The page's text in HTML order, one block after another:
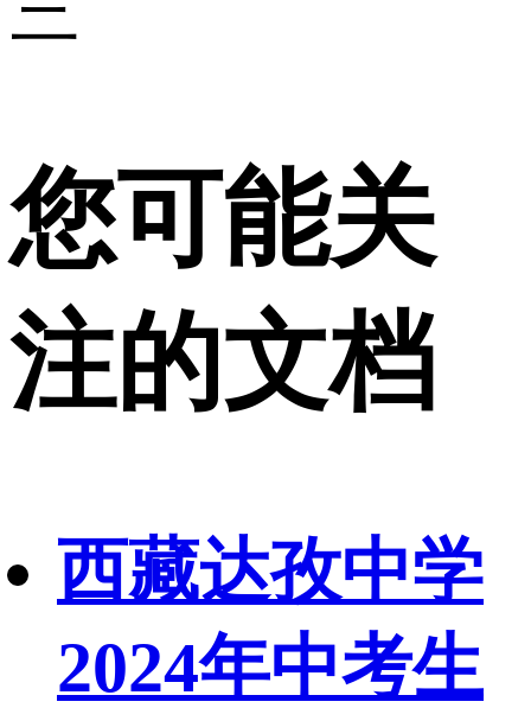
您可能关
注的文档
西藏达孜中学
2024年中考生